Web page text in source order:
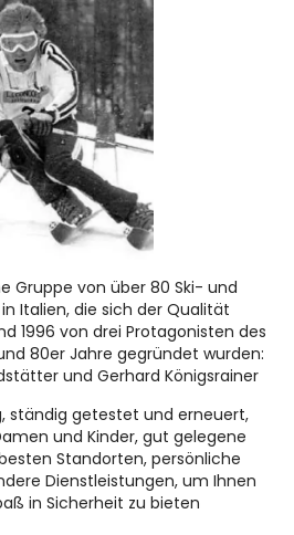
Gruppe von über 80 Ski- und
Italien, die sich der Qualität
1996 von drei Protagonisten des
80er Jahre gegründet wurden:
und Gerhard Königsrainer
ständig getestet und erneuert,
und Kinder, gut gelegene
Standorten, persönliche
Dienstleistungen, um Ihnen
in Sicherheit zu bieten